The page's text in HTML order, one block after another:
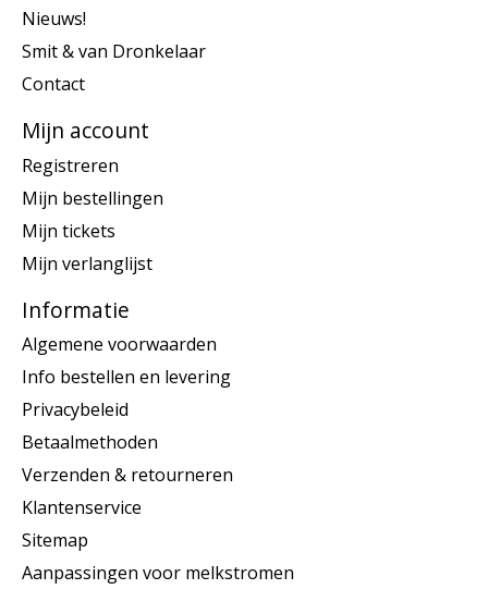
Nieuws!
Smit & van Dronkelaar
Contact
Mijn account
Registreren
Mijn bestellingen
Mijn tickets
Mijn verlanglijst
Informatie
Algemene voorwaarden
Info bestellen en levering
Privacybeleid
Betaalmethoden
Verzenden & retourneren
Klantenservice
Sitemap
Aanpassingen voor melkstromen